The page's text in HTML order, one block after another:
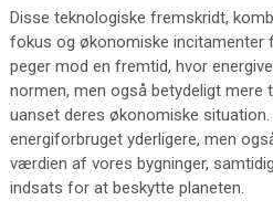
Disse teknologiske fremskridt,
fokus og økonomiske incitamenter
peger mod en fremtid, hvor
normen, men også betydeligt mere
uanset deres økonomiske situation.
energiforbruget yderligere, men
værdien af vores bygninger,
indsats for at beskytte planeten.